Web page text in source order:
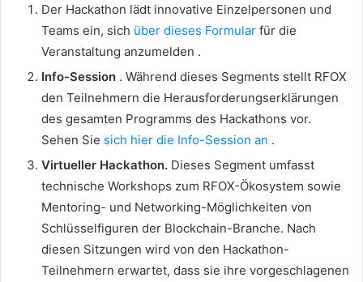
Der Hackathon lädt innovative Einzelpersonen und
Teams ein, sich über dieses Formular für die
Veranstaltung anzumelden .
Info-Session . Während dieses Segments stellt RFOX
den Teilnehmern die Herausforderungserklärungen
des gesamten Programms des Hackathons vor.
Sehen Sie sich hier die Info-Session an .
Virtueller Hackathon. Dieses Segment umfasst
technische Workshops zum RFOX-Ökosystem sowie
Mentoring- und Networking-Möglichkeiten von
Schlüsselfiguren der Blockchain-Branche. Nach
diesen Sitzungen wird von den Hackathon-
Teilnehmern erwartet, dass sie ihre vorgeschlagenen